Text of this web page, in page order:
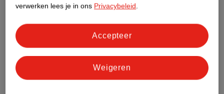
Alle Kinderwagen regenhoezen
verwerken lees je in ons Privacybeleid.
Weigeren
Accepteer